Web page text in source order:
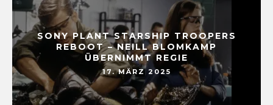
SONY PLANT STARSHIP TROOPERS
REBOOT – NEILL BLOMKAMP
ÜBERNIMMT REGIE
17. MÄRZ 2025